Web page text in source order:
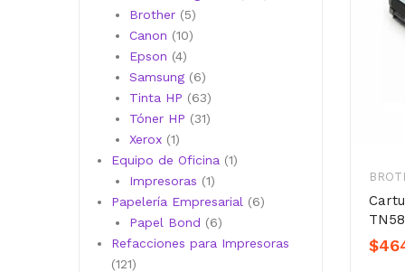
$
Brother 55
productos
Canon 1010
Epson 44
productos
Samsung 66
productos
Tinta HP 6363
productos
Tóner HP 3131
Xerox 11
producto
Equipo de Oficina 11
Impresoras 11
producto
Papelería Empresarial 66
Papel Bond 66
productos
Refacciones para Impresoras
121121